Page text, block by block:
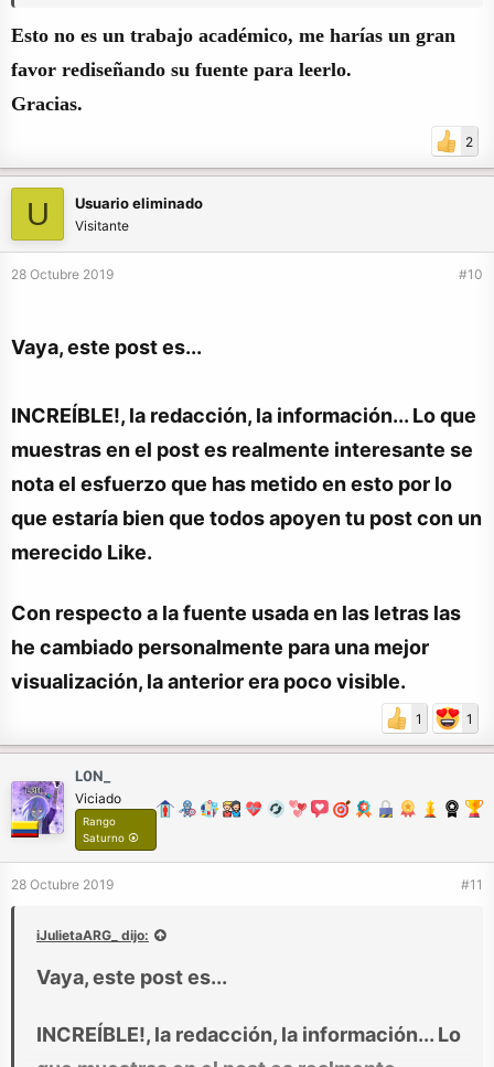
Esto no es un trabajo académico, me harías un gran
favor rediseñando su fuente para leerlo.
Gracias.
2
U Usuario eliminado
Visitante
28 Octubre 2019 #10
Vaya, este post es...
INCREÍBLE!, la redacción, la información... Lo que
muestras en el post es realmente interesante se
nota el esfuerzo que has metido en esto por lo
que estaría bien que todos apoyen tu post con un
merecido Like.
Con respecto a la fuente usada en las letras las
he cambiado personalmente para una mejor
visualización, la anterior era poco visible.
1 1
L0N_
Viciado
Rango
Saturno ⦿
28 Octubre 2019 #11
iJulietaARG_ dijo:
Vaya, este post es...
INCREÍBLE!, la redacción, la información... Lo